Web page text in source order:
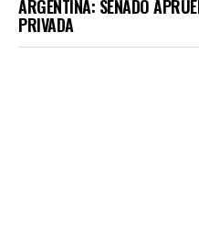
ARGENTINA: SENADO
PRIVADA